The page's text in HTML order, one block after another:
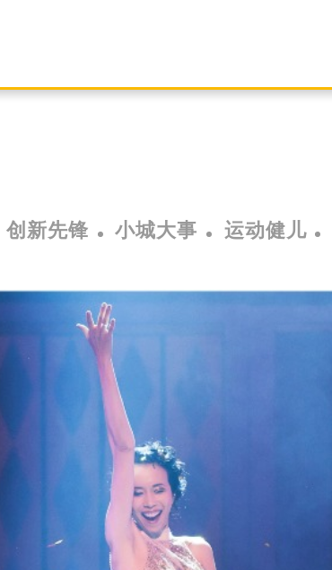
创新先锋 小城大事 运动健儿